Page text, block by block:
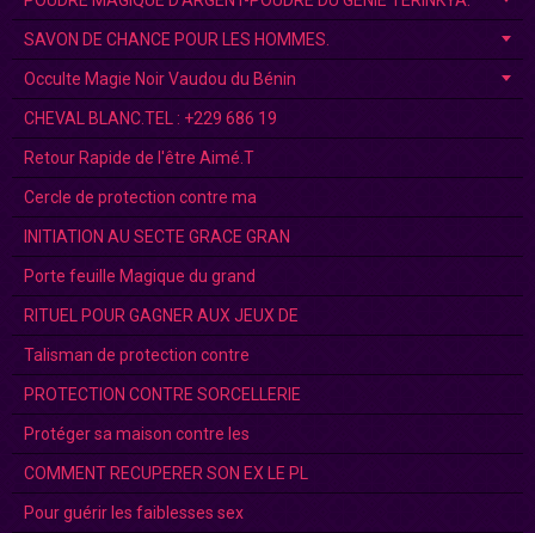
SAVON DE CHANCE POUR LES HOMMES.
Occulte Magie Noir Vaudou du Bénin
CHEVAL BLANC.TEL : +229 686 19
Retour Rapide de l'être Aimé.T
Cercle de protection contre ma
INITIATION AU SECTE GRACE GRAN
Porte feuille Magique du grand
RITUEL POUR GAGNER AUX JEUX DE
Talisman de protection contre
PROTECTION CONTRE SORCELLERIE
Protéger sa maison contre les
COMMENT RECUPERER SON EX LE PL
Pour guérir les faiblesses sex